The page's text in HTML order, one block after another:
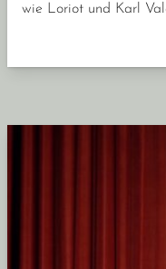
wie Loriot und Karl